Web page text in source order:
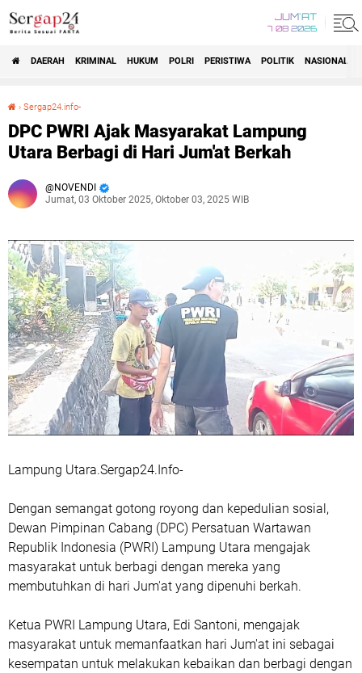
JUM'AT
7 08 2026
DAERAH KRIMINAL HUKUM POLRI PERISTIWA POLITIK NASIONAL
› Sergap24.info-
DPC PWRI Ajak Masyarakat Lampung
Utara Berbagi di Hari Jum'at Berkah
NOVENDI
Jumat, 03 Oktober 2025, Oktober 03, 2025 WIB
Lampung Utara.Sergap24.Info-
Dengan semangat gotong royong dan kepedulian sosial,
Dewan Pimpinan Cabang (DPC) Persatuan Wartawan
Republik Indonesia (PWRI) Lampung Utara mengajak
masyarakat untuk berbagi dengan mereka yang
membutuhkan di hari Jum'at yang dipenuhi berkah.
Ketua PWRI Lampung Utara, Edi Santoni, mengajak
masyarakat untuk memanfaatkan hari Jum'at ini sebagai
kesempatan untuk melakukan kebaikan dan berbagi dengan